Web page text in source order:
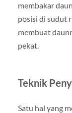
membakar
posisi di sudut
membuat
pekat.
Teknik
Satu hal yang